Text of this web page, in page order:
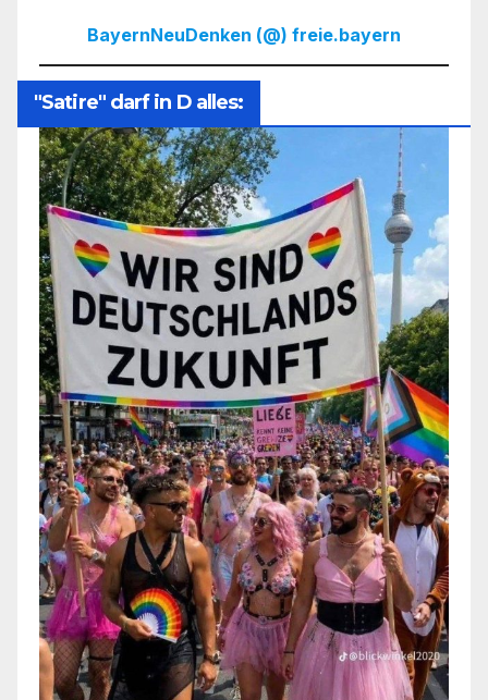
BayernNeuDenken (@) freie.bayern
"Satire" darf in D alles: